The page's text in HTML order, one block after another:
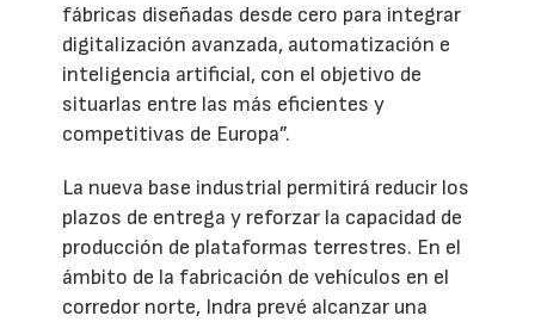
fábricas diseñadas desde cero para integrar
digitalización avanzada, automatización e
inteligencia artificial, con el objetivo de
situarlas entre las más eficientes y
competitivas de Europa”.
La nueva base industrial permitirá reducir los
plazos de entrega y reforzar la capacidad de
producción de plataformas terrestres. En el
ámbito de la fabricación de vehículos en el
corredor norte, Indra prevé alcanzar una